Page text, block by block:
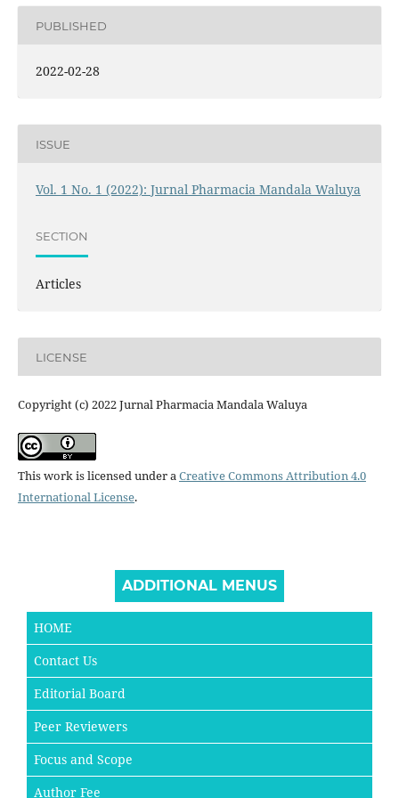
PUBLISHED
2022-02-28
ISSUE
Vol. 1 No. 1 (2022): Jurnal Pharmacia Mandala Waluya
SECTION
Articles
LICENSE
Copyright (c) 2022 Jurnal Pharmacia Mandala Waluya
This work is licensed under aCreative Commons Attribution 4.0
International License.
ADDITIONAL MENUS
HOME
Contact Us
Editorial Board
Peer Reviewers
Focus and Scope
Author Fee